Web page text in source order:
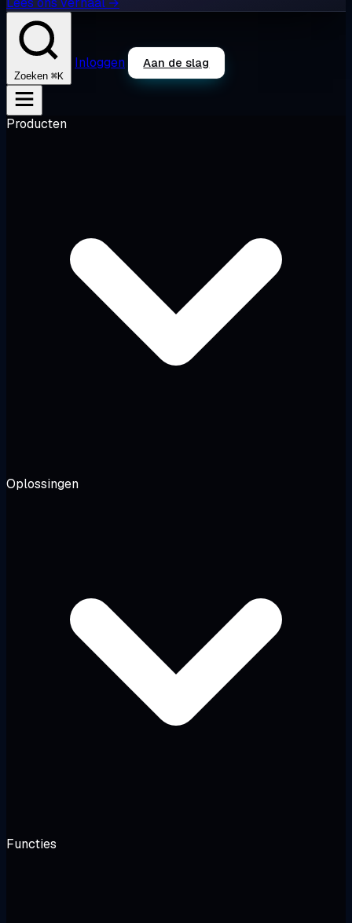
Zoeken ⌘K
Inloggen Aan de slag
Producten
Oplossingen
Functies